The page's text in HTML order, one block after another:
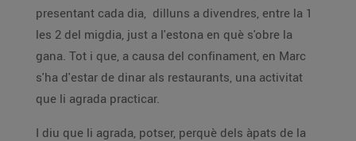
presentant cada dia, dilluns a divendres, entre la 1
les 2 del migdia, just a l'estona en què s'obre la
gana. Tot i que, a causa del confinament, en Marc
s'ha d'estar de dinar als restaurants, una activitat
que li agrada practicar.
I diu que li agrada, potser, perquè dels àpats de la